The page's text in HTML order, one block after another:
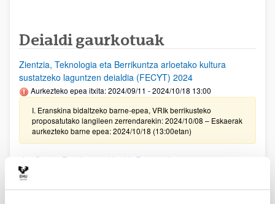
Deialdi gaurkotuak
Zientzia, Teknologia eta Berrikuntza arloetako kultura
sustatzeko laguntzen deialdia (FECYT) 2024
Aurkezteko epea itxita: 2024/09/11 - 2024/10/18 13:00
I. Eranskina bidaltzeko barne-epea, VRIk berrikusteko
proposatutako langileen zerrendarekin: 2024/10/08 – Eskaerak
aurkezteko barne epea: 2024/10/18 (13:00etan)
"La Caixa" Fundazioa: Health Research 2025
Deialdia argitaratuta. Eskabideak aurkezteko EHUko barne